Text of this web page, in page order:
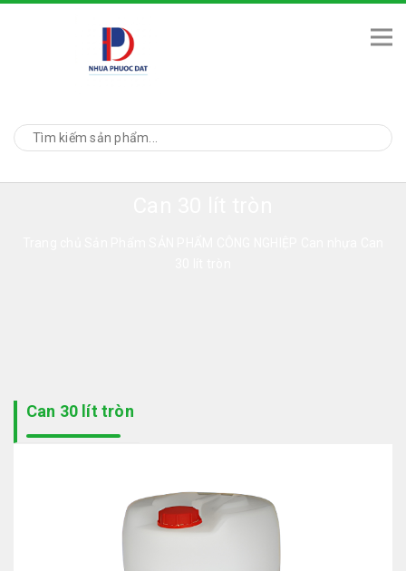
Can 30 lít tròn